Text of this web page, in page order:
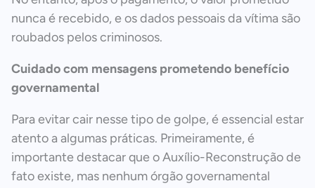
nunca é recebido, e os dados pessoais da vítima são
roubados pelos criminosos.
Cuidado com mensagens prometendo benefício
governamental
Para evitar cair nesse tipo de golpe, é essencial estar
atento a algumas práticas. Primeiramente, é
importante destacar que o Auxílio-Reconstrução de
fato existe, mas nenhum órgão governamental